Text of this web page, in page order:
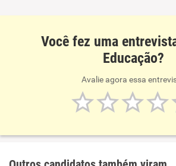
Você fez uma
Educação?
Avalie agora essa